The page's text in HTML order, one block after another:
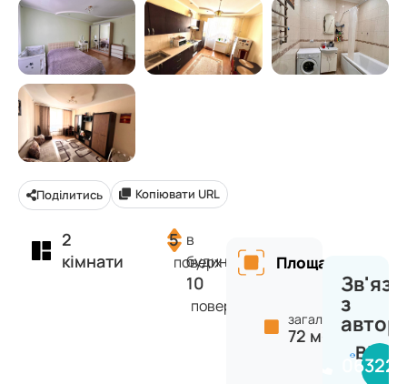
Поділитись Копіювати URL
2
кімнати
5
поверх
в
будинку
10
поверхів
Площа
загальна:
72 м²
з